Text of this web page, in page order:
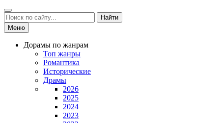
Найти
Меню
Дорамы по жанрам
Топ жанры
Романтика
Исторические
Драмы
2026
2025
2024
2023